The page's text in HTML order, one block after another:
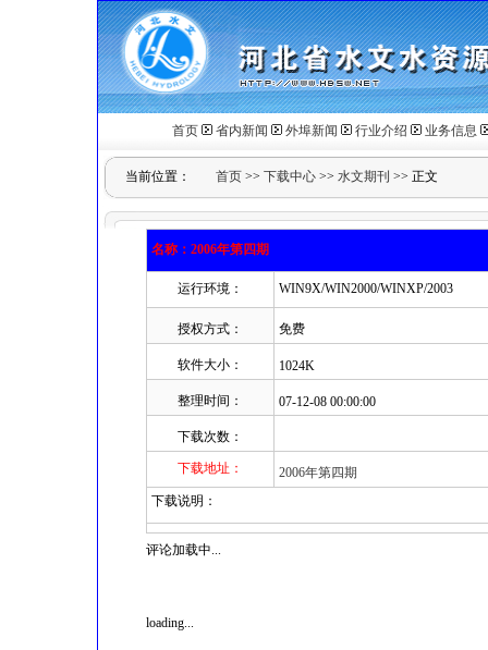
首页 省内新闻 外埠新闻 行业介绍 业务信息
当前位置： 首页 >> 下载中心 >> 水文期刊 >> 正文
名称：2006年第四期
运行环境： WIN9X/WIN2000/WINXP/2003
授权方式： 免费
软件大小： 1024K
整理时间： 07-12-08 00:00:00
下载次数：
下载地址：
2006年第四期
下载说明：
评论加载中...
loading...